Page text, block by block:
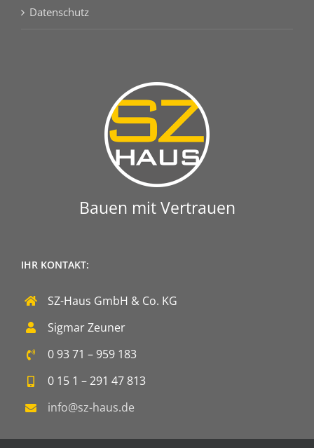
Datenschutz
Bauen mit Vertrauen
IHR KONTAKT:
SZ-Haus GmbH & Co. KG
Sigmar Zeuner
0 93 71 – 959 183
0 15 1 – 291 47 813
info@sz-haus.de